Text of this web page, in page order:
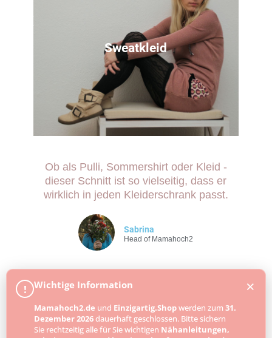
Lady Rockers als Cardigan
Zur Anleitung
Sweatkleid
Nähanleitung
So nähst du dir ein bequemes Sweatkleid
Zur Anleitung
Ob als Pulli, Sommershirt oder Kleid -
dieser Schnitt ist so vielseitig, dass er
wirklich in jeden Kleiderschrank passt.
Sabrina
Head of Mamahoch2
! Wichtige Information
Mamahoch2.de und Einzigartig.Shopwerden zum 31.
Dezember 2026dauerhaft geschlossen. Bitte sichern
Sie rechtzeitig alle für Sie wichtigen Nähanleitungen,
×